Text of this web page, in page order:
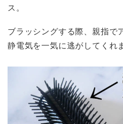
ス。
ブラッシングする際、親指で
静電気を一気に逃がしてくれ